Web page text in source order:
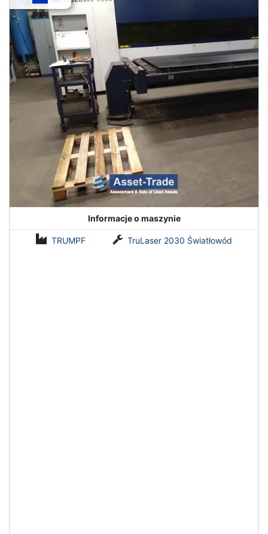
Informacje o maszynie
TRUMPF TruLaser 2030 Światłowód